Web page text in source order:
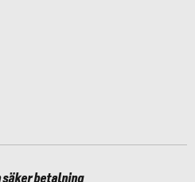
säker betalning